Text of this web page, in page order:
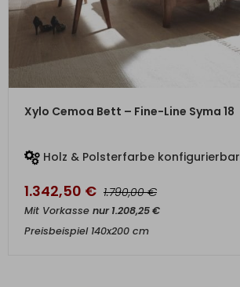
ZUM PRODUKT
Xylo Cemoa Bett – Fine-Line Syma 18
Holz & Polsterfarbe konfigurierbar
1.342,50 € 1.790,00€
Mit Vorkasse nur1.208,25€
Preisbeispiel 140x200 cm